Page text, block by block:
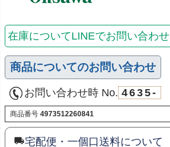
在庫についてLINEでお問い合わせ
商品についてのお問い合わせ
お問い合わせ時 No. 4635-
商品番号 4973512260841
宅配便・一個口送料について